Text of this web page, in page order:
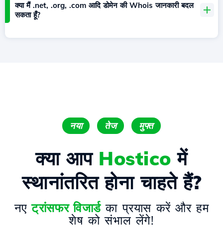
क्या मैं .net, .org, .com आदि डोमेन की Whois जानकारी बदल
सकता हूँ?
नया तेज मुफ्त
क्या आप Hostico में
स्थानांतरित होना चाहते हैं?
नएट्रांसफर विजार्डका प्रयास करें और हम
शेष को संभाल लेंगे!